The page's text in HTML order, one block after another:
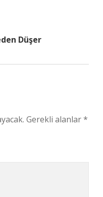
Düşer
Gerekli alanlar*